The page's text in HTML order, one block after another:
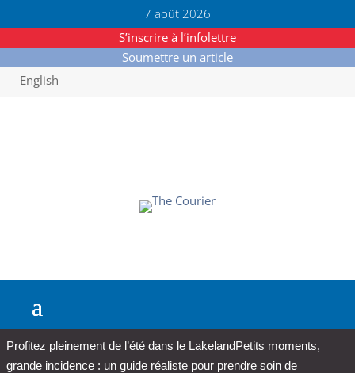
7 août 2026
S’inscrire à l’infolettre
Soumettre un article
English
Profitez pleinement de l’été dans le LakelandPetits moments,
grande incidence : un guide réaliste pour prendre soin de